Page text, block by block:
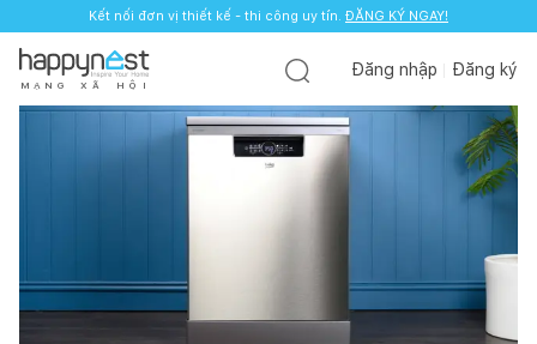
Kết nối đơn vị thiết kế - thi công uy tín. ĐĂNG KÝ NGAY!
M Ạ N G X Ã H Ộ I
Đăng nhập Đăng ký